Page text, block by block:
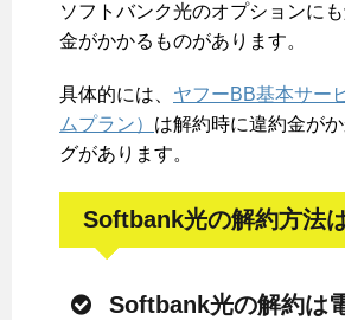
ソフトバンク光のオプションに
金がかかるものがあります。
具体的には、 ヤフーBB基本サー
ムプラン） は解約時に違約金が
グがあります。
Softbank光の解約方法
Softbank光の解約は